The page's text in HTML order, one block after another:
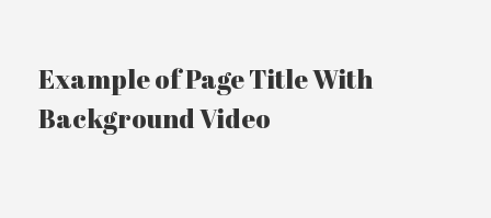
Example of Page Title With
Background Video